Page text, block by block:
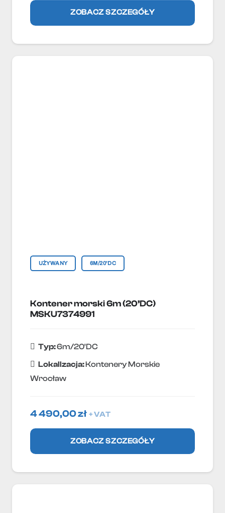
ZOBACZ SZCZEGÓŁY
UŻYWANY 6M/20'DC
Kontener morski 6m (20’DC)
MSKU7374991
Typ:6m/20'DC
Lokallzacja:Kontenery Morskie
Wrocław
4 490,00zł + VAT
ZOBACZ SZCZEGÓŁY